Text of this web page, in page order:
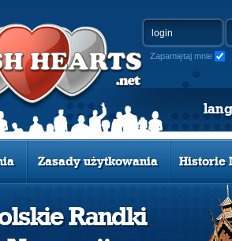
Zapamiętaj mnie
Zasady użytkowania Historie
Randki